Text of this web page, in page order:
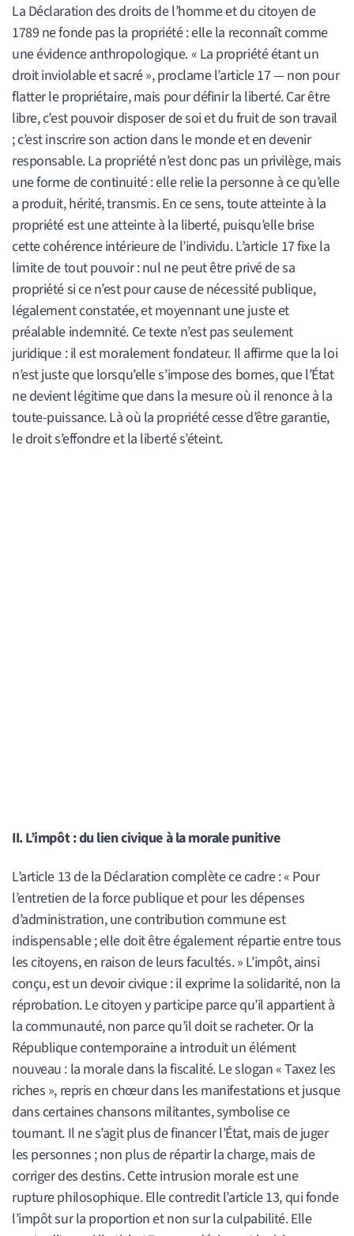
La Déclaration des droits de l’homme et du citoyen de
1789 ne fonde pas la propriété : elle la reconnaît comme
une évidence anthropologique. « La propriété étant un
droit inviolable et sacré », proclame l’article 17 — non pour
flatter le propriétaire, mais pour définir la liberté. Car être
libre, c’est pouvoir disposer de soi et du fruit de son travail
; c’est inscrire son action dans le monde et en devenir
responsable. La propriété n’est donc pas un privilège, mais
une forme de continuité : elle relie la personne à ce qu’elle
a produit, hérité, transmis. En ce sens, toute atteinte à la
propriété est une atteinte à la liberté, puisqu’elle brise
cette cohérence intérieure de l’individu. L’article 17 fixe la
limite de tout pouvoir : nul ne peut être privé de sa
propriété si ce n’est pour cause de nécessité publique,
légalement constatée, et moyennant une juste et
préalable indemnité. Ce texte n’est pas seulement
juridique : il est moralement fondateur. Il affirme que la loi
n’est juste que lorsqu’elle s’impose des bornes, que l’État
ne devient légitime que dans la mesure où il renonce à la
toute-puissance. Là où la propriété cesse d’être garantie,
le droit s’effondre et la liberté s’éteint.
II. L’impôt : du lien civique à la morale punitive
L’article 13 de la Déclaration complète ce cadre : « Pour
l’entretien de la force publique et pour les dépenses
d’administration, une contribution commune est
indispensable ; elle doit être également répartie entre tous
les citoyens, en raison de leurs facultés. » L’impôt, ainsi
conçu, est un devoir civique : il exprime la solidarité, non la
réprobation. Le citoyen y participe parce qu’il appartient à
la communauté, non parce qu’il doit se racheter. Or la
République contemporaine a introduit un élément
nouveau : la morale dans la fiscalité. Le slogan « Taxez les
riches », repris en chœur dans les manifestations et jusque
dans certaines chansons militantes, symbolise ce
tournant. Il ne s’agit plus de financer l’État, mais de juger
les personnes ; non plus de répartir la charge, mais de
corriger des destins. Cette intrusion morale est une
rupture philosophique. Elle contredit l’article 13, qui fonde
l’impôt sur la proportion et non sur la culpabilité. Elle